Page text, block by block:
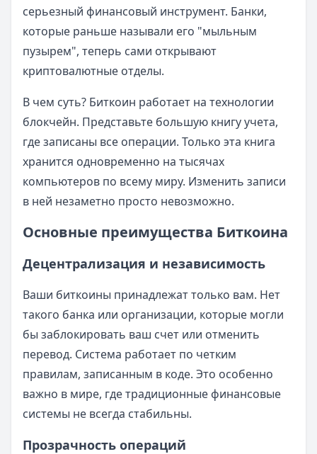
серьезный финансовый инструмент. Банки,
которые раньше называли его "мыльным
пузырем", теперь сами открывают
криптовалютные отделы.
В чем суть? Биткоин работает на технологии
блокчейн. Представьте большую книгу учета,
где записаны все операции. Только эта книга
хранится одновременно на тысячах
компьютеров по всему миру. Изменить записи
в ней незаметно просто невозможно.
Основные преимущества Биткоина
Децентрализация и независимость
Ваши биткоины принадлежат только вам. Нет
такого банка или организации, которые могли
бы заблокировать ваш счет или отменить
перевод. Система работает по четким
правилам, записанным в коде. Это особенно
важно в мире, где традиционные финансовые
системы не всегда стабильны.
Прозрачность операций